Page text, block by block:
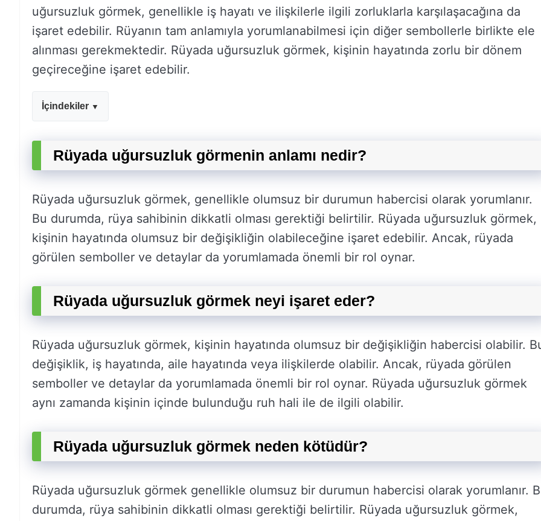
uğursuzluk görmek, genellikle iş hayatı ve ilişkilerle ilgili zorluklarla karşılaşacağına da
işaret edebilir. Rüyanın tam anlamıyla yorumlanabilmesi için diğer sembollerle birlikte ele
alınması gerekmektedir. Rüyada uğursuzluk görmek, kişinin hayatında zorlu bir dönem
geçireceğine işaret edebilir.
İçindekiler
Rüyada uğursuzluk görmenin anlamı nedir?
Rüyada uğursuzluk görmek, genellikle olumsuz bir durumun habercisi olarak yorumlanır.
Bu durumda, rüya sahibinin dikkatli olması gerektiği belirtilir. Rüyada uğursuzluk görmek,
kişinin hayatında olumsuz bir değişikliğin olabileceğine işaret edebilir. Ancak, rüyada
görülen semboller ve detaylar da yorumlamada önemli bir rol oynar.
Rüyada uğursuzluk görmek neyi işaret eder?
Rüyada uğursuzluk görmek, kişinin hayatında olumsuz bir değişikliğin habercisi olabilir.
değişiklik, iş hayatında, aile hayatında veya ilişkilerde olabilir. Ancak, rüyada görülen
semboller ve detaylar da yorumlamada önemli bir rol oynar. Rüyada uğursuzluk görmek
aynı zamanda kişinin içinde bulunduğu ruh hali ile de ilgili olabilir.
Rüyada uğursuzluk görmek neden kötüdür?
Rüyada uğursuzluk görmek genellikle olumsuz bir durumun habercisi olarak yorumlanır.
durumda, rüya sahibinin dikkatli olması gerektiği belirtilir. Rüyada uğursuzluk görmek,